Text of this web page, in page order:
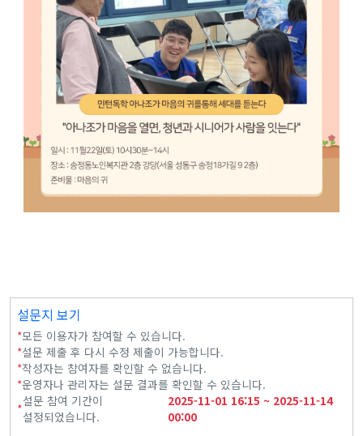
설문지 보기
*모든 이용자가 참여할 수 있습니다.
*설문 제출 후 다시 수정 제출이 가능합니다.
*작성자는 참여자를 확인할 수 없습니다.
*운영자나 관리자는 설문 결과를 확인할 수 있습니다.
*설문 참여 기간이
설정되었습니다.
2025-11-01 16:15 ~ 2025-11-14
00:00